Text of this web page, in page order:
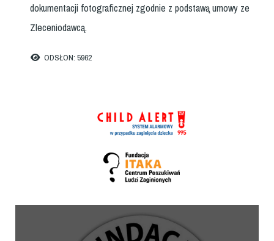
dokumentacji fotograficznej zgodnie z podstawą umowy ze
Zleceniodawcą.
ODSŁON: 5962